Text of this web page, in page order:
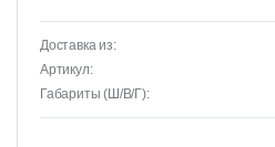
Доставка из:
Артикул:
Габариты (Ш/В/Г):